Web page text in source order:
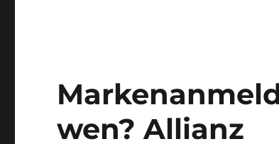
wen? Allianz